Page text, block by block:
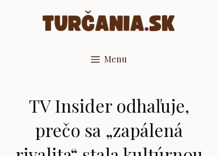
Menu
TV Insider odhaľuje,
prečo sa „zapálená